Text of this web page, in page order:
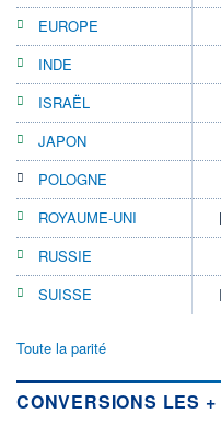
EUROPE
INDE
ISRAËL
JAPON
POLOGNE
ROYAUME-UNI
RUSSIE
SUISSE
Toute la parité
CONVERSIONS LES